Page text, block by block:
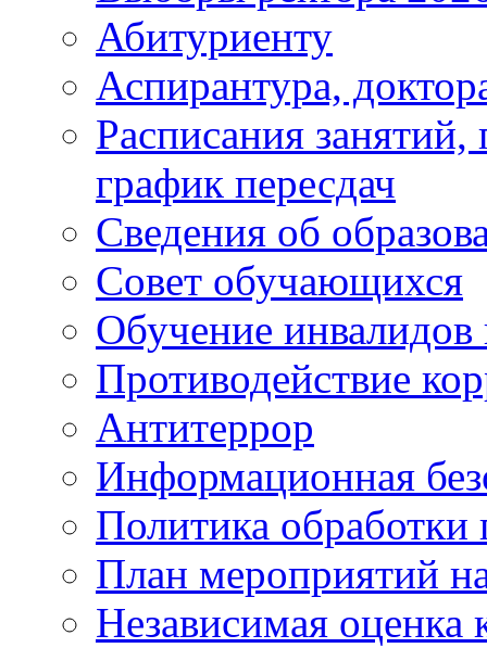
Абитуриенту
Аспирантура,
Расписания
график пересдач
Сведения об
Совет обучающихся
Обучение
Противодействие
Антитеррор
Информационная
Политика
План мероприятий
Независимая оценка